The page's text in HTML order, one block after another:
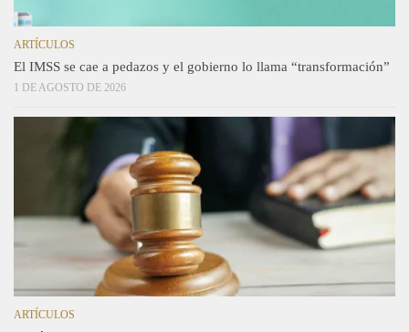
ARTÍCULOS
El IMSS se cae a pedazos y el gobierno lo llama “transformación”
1 DE AGOSTO DE 2026
ARTÍCULOS